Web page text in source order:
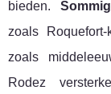
bieden.
zoals
zoals
Rodez